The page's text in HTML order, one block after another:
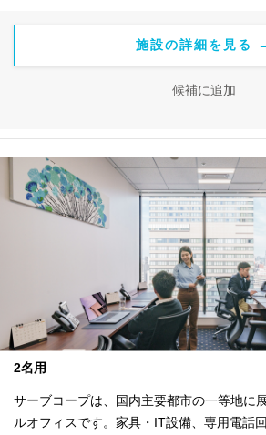
施設の詳細を見る
候補に追加
2名用
サーブコープは、国内主要都市の一等地に
ルオフィスです。家具・IT設備、専用電話